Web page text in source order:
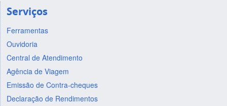
Serviços
Ferramentas
Ouvidoria
Central de Atendimento
Agência de Viagem
Emissão de Contra-cheques
Declaração de Rendimentos